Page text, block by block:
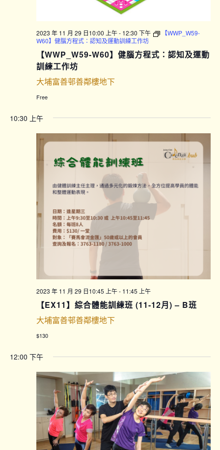
2023 年 11 月 29 日10:00 上午- 12:30 下午
【WWP_W59-
W60】健腦方程式：認知及運動訓練工作坊
【WWP_W59-W60】健腦方程式：認知及運動
訓練工作坊
大埔富善邨善鄰樓地下
Free
10:30 上午
2023 年 11 月 29 日10:45 上午- 11:45 上午
【EX11】綜合體能訓練班 (11-12月) – B班
大埔富善邨善鄰樓地下
$130
12:00 下午